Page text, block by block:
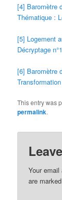
[4] Baromètre
Thématique :
[5] Logement
Décryptage
[6] Baromètre
This entry was
permalink.
Your
are